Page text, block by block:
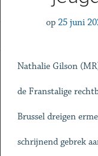
op 25 juni
Nathalie Gilson
de Franstalige
Brussel dreigen
schrijnend gebrek